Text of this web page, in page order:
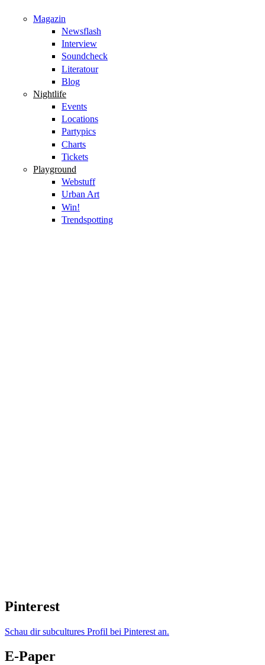
Magazin
Newsflash
Interview
Soundcheck
Literatour
Blog
Nightlife
Events
Locations
Partypics
Charts
Tickets
Playground
Webstuff
Urban Art
Win!
Trendspotting
Pinterest
Schau dir subcultures Profil bei Pinterest an.
E-Paper